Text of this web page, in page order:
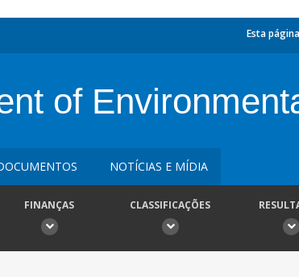
Esta
of
NOTÍCIAS E MÍDIA
FINANÇAS CLASSIFICAÇÕES